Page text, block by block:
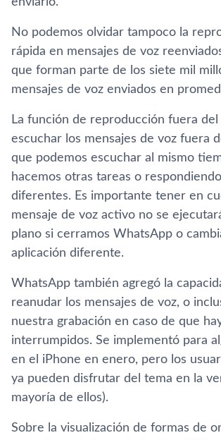
No podemos olvidar tampoco la
rápida en mensajes de voz
que forman parte de los siete mil
mensajes de voz enviados en
La función de reproducción fuera
escuchar los mensajes de voz fuera
que podemos escuchar al mismo
hacemos otras tareas o
diferentes. Es importante tener en
mensaje de voz activo no se
plano si cerramos WhatsApp o
aplicación diferente.
WhatsApp también agregó la
reanudar los mensajes de voz, o
nuestra grabación en caso de que
interrumpidos. Se implementó para
en el iPhone en enero, pero los
ya pueden disfrutar del tema en la
mayoría de ellos).
Sobre la visualización de formas de